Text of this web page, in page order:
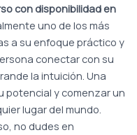
con disponibilidad en
uno de los más
a su enfoque práctico y
conectar con su
la intuición. Una
potencial y comenzar un
lugar del mundo.
no dudes en